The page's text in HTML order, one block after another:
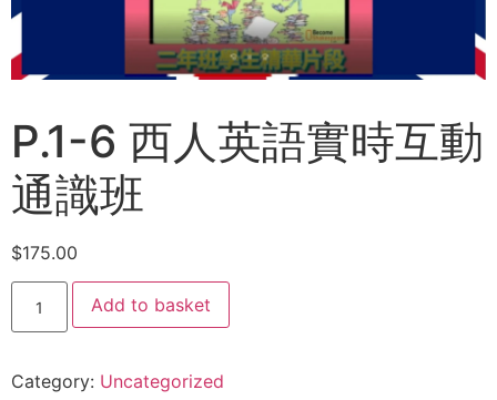
P.1-6 西人英語實時互動
通識班
$175.00
Add to basket
Category: Uncategorized